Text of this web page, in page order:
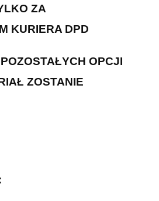
ZA
KURIERA DPD
OPCJI
ZOSTANIE